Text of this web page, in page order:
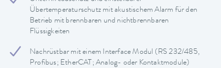
Übertemperaturschutz mit akustischem Alarm für den
Betrieb mit brennbaren und nichtbrennbaren
Flüssigkeiten
Nachrüstbar mit einem Interface Modul (RS 232/485,
Profibus; EtherCAT; Analog- oder Kontaktmodule)